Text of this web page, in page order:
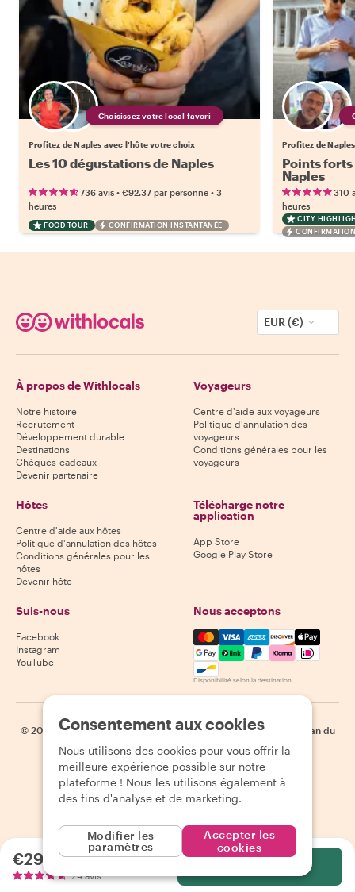
Choisissez votre local favori
Profitez de Naples avec l'hôte votre choix
Les 10 dégustations de Naples
736 avis • €92.37 par personne • 3
heures
FOOD TOUR CONFIRMATION INSTANTANÉE
Profitez de
Points
Naples
310
heures
CITY
€291.18par personne
24 avis
EUR (€)
À propos de Withlocals
Notre histoire
Recrutement
Développement durable
Destinations
Chèques-cadeaux
Devenir partenaire
Voyageurs
Centre d'aide aux voyageurs
Politique d'annulation des
voyageurs
Conditions générales pour les
voyageurs
Hôtes
Centre d'aide aux hôtes
Politique d'annulation des hôtes
Conditions générales pour les
hôtes
Devenir hôte
Télécharge notre
application
App Store
Google Play Store
Suis-nous
Facebook
Instagram
YouTube
Nous acceptons
Mastercard, Visa, Amex,
Disponibilité selon la destination
© 2026 Withlocals.com | Politique de confidentialité | Cookies
Plan du
site
Consentement aux cookies
Nous utilisons des cookies pour vous offrir la
meilleure expérience possible sur notre
plateforme ! Nous les utilisons également à
des fins d'analyse et de marketing.
Modifier les
paramètres
Accepter les
cookies